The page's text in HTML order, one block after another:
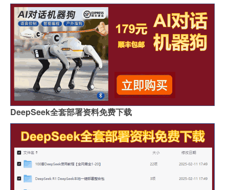
DeepSeek全套部署资料免费下载